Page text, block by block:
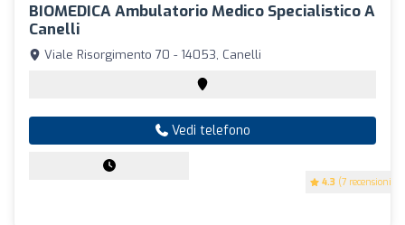
BIOMEDICA Ambulatorio Medico Specialistico A
Canelli
4.3 (7 recensioni)
Viale Risorgimento 70 - 14053, Canelli
Vedi telefono